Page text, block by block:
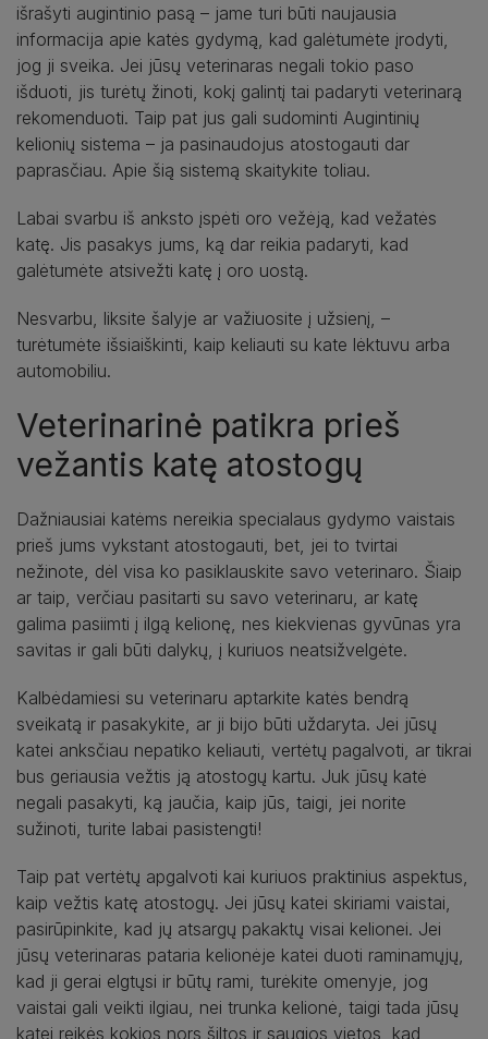
išrašyti augintinio pasą – jame turi būti naujausia
informacija apie katės gydymą, kad galėtumėte įrodyti,
jog ji sveika. Jei jūsų veterinaras negali tokio paso
išduoti, jis turėtų žinoti, kokį galintį tai padaryti veterinarą
rekomenduoti. Taip pat jus gali sudominti Augintinių
kelionių sistema – ja pasinaudojus atostogauti dar
paprasčiau. Apie šią sistemą skaitykite toliau.
Labai svarbu iš anksto įspėti oro vežėją, kad vežatės
katę. Jis pasakys jums, ką dar reikia padaryti, kad
galėtumėte atsivežti katę į oro uostą.
Nesvarbu, liksite šalyje ar važiuosite į užsienį, –
turėtumėte išsiaiškinti, kaip keliauti su kate lėktuvu arba
automobiliu.
Veterinarinė patikra prieš
vežantis katę atostogų
Dažniausiai katėms nereikia specialaus gydymo vaistais
prieš jums vykstant atostogauti, bet, jei to tvirtai
nežinote, dėl visa ko pasiklauskite savo veterinaro. Šiaip
ar taip, verčiau pasitarti su savo veterinaru, ar katę
galima pasiimti į ilgą kelionę, nes kiekvienas gyvūnas yra
savitas ir gali būti dalykų, į kuriuos neatsižvelgėte.
Kalbėdamiesi su veterinaru aptarkite katės bendrą
sveikatą ir pasakykite, ar ji bijo būti uždaryta. Jei jūsų
katei anksčiau nepatiko keliauti, vertėtų pagalvoti, ar tikrai
bus geriausia vežtis ją atostogų kartu. Juk jūsų katė
negali pasakyti, ką jaučia, kaip jūs, taigi, jei norite
sužinoti, turite labai pasistengti!
Taip pat vertėtų apgalvoti kai kuriuos praktinius aspektus,
kaip vežtis katę atostogų. Jei jūsų katei skiriami vaistai,
pasirūpinkite, kad jų atsargų pakaktų visai kelionei. Jei
jūsų veterinaras pataria kelionėje katei duoti raminamųjų,
kad ji gerai elgtųsi ir būtų rami, turėkite omenyje, jog
vaistai gali veikti ilgiau, nei trunka kelionė, taigi tada jūsų
katei reikės kokios nors šiltos ir saugios vietos, kad